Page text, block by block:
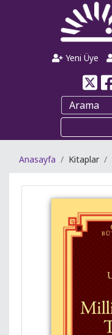
Yeni Üye
Anasayfa Kitaplar